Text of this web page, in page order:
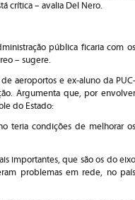
crítica – avalia Del Nero.
pública ficaria com os
– sugere.
aeroportos e ex-aluno da PUC-
Argumenta que, por envolver
do Estado:
teria condições de melhorar os
importantes, que são os do eixo
problemas em rede, no país